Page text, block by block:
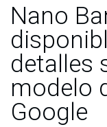
Nano
detalles
modelo
Google